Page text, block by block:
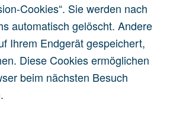
Cookies“. Sie werden nach
automatisch gelöscht. Andere
Ihrem Endgerät gespeichert,
Diese Cookies ermöglichen
beim nächsten Besuch